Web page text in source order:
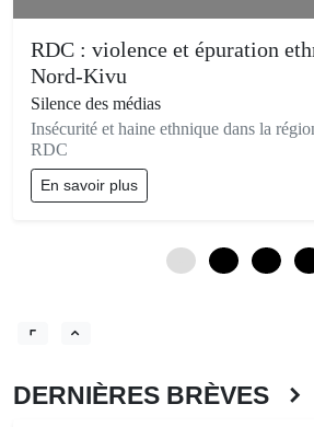
RDC : violence et épuration
Nord-Kivu
Silence des médias
Insécurité et haine ethnique dans la
RDC
En savoir plus
DERNIÈRES BRÈVES